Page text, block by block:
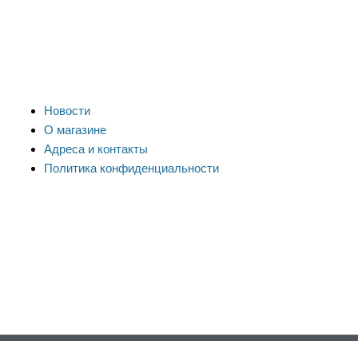
Новости
О магазине
Адреса и контакты
Политика конфиденциальности